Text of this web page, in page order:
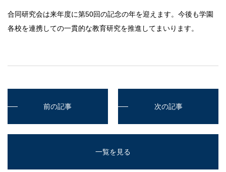
合同研究会は来年度に第50回の記念の年を迎えます。今後も学園
各校を連携しての一貫的な教育研究を推進してまいります。
前の記事 次の記事
一覧を見る